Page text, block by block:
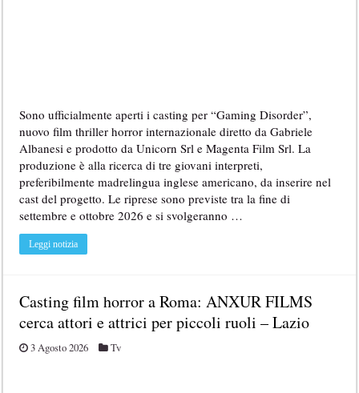
Sono ufficialmente aperti i casting per “Gaming Disorder”,
nuovo film thriller horror internazionale diretto da Gabriele
Albanesi e prodotto da Unicorn Srl e Magenta Film Srl. La
produzione è alla ricerca di tre giovani interpreti,
preferibilmente madrelingua inglese americano, da inserire nel
cast del progetto. Le riprese sono previste tra la fine di
settembre e ottobre 2026 e si svolgeranno …
Leggi notizia
Casting film horror a Roma: ANXUR FILMS
cerca attori e attrici per piccoli ruoli – Lazio
3 Agosto 2026 Tv